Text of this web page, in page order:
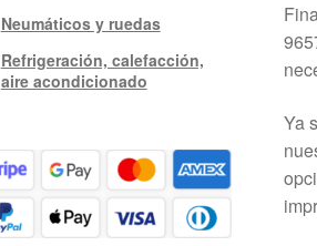
Ya
Neumáticos y ruedas
Refrigeración, calefacción,
aire acondicionado